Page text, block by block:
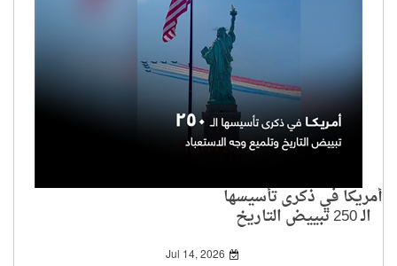
أمريكا في ذكرى تأسيسها
الـ 250 تبييض التاريخ
وتلميع وجه الاستعباد
Jul 14, 2026